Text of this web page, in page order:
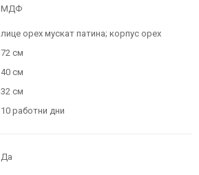
МДФ
лице орех мускат патина; корпус орех
72 см
40 см
32 см
10 работни дни
Да